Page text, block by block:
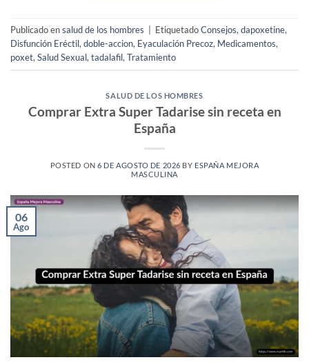
Publicado ensalud de los hombres EtiquetadoConsejos,dapoxetine,
Disfunción Eréctil,doble-accion, Eyaculación Precoz, Medicamentos,
poxet,Salud Sexual,tadalafil,Tratamiento
SALUD DE LOS HOMBRES
Comprar Extra Super Tadarise sin receta en
España
POSTED ON6 DE AGOSTO DE 2026 BY ESPAÑA MEJORA
MASCULINA
06
Ago